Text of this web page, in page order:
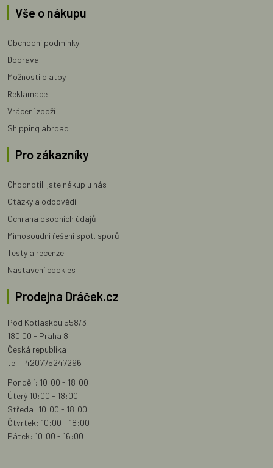
Vše o nákupu
Obchodní podmínky
Doprava
Možnosti platby
Reklamace
Vrácení zboží
Shipping abroad
Pro zákazníky
Ohodnotili jste nákup u nás
Otázky a odpovědi
Ochrana osobních údajů
Mimosoudní řešení spot. sporů
Testy a recenze
Nastavení cookies
Prodejna Dráček.cz
Pod Kotlaskou 558/3
180 00 - Praha 8
Česká republika
tel. +420775247296
Pondělí: 10:00 - 18:00
Úterý 10:00 - 18:00
Středa: 10:00 - 18:00
Čtvrtek: 10:00 - 18:00
Pátek: 10:00 - 16:00